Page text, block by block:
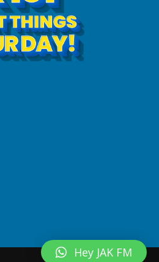
Hey JAK FM